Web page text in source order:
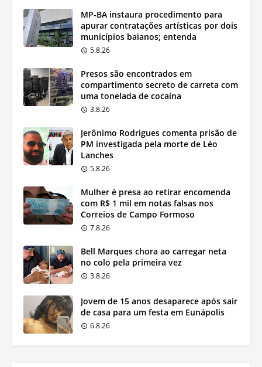
MP-BA instaura procedimento para
apurar contratações artísticas por dois
municípios baianos; entenda
5.8.26
Presos são encontrados em
compartimento secreto de carreta com
uma tonelada de cocaína
3.8.26
Jerônimo Rodrigues comenta prisão de
PM investigada pela morte de Léo
Lanches
5.8.26
Mulher é presa ao retirar encomenda
com R$ 1 mil em notas falsas nos
Correios de Campo Formoso
7.8.26
Bell Marques chora ao carregar neta
no colo pela primeira vez
3.8.26
Jovem de 15 anos desaparece após sair
de casa para um festa em Eunápolis
6.8.26